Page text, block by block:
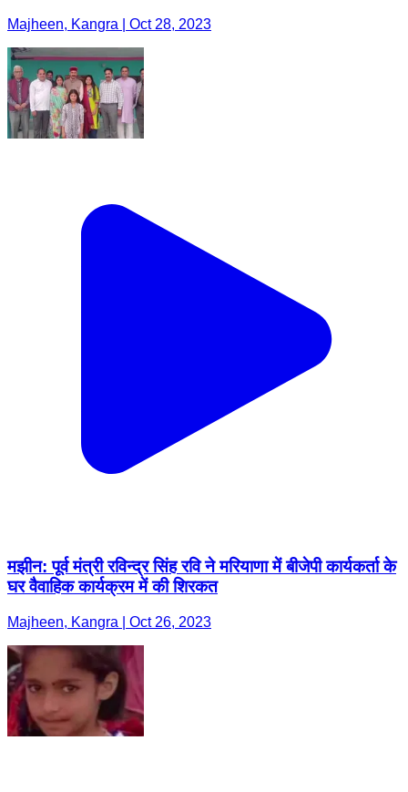
Majheen, Kangra | Oct 28, 2023
मझीन: पूर्व मंत्री रविन्द्र सिंह रवि ने मरियाणा में बीजेपी कार्यकर्ता के
घर वैवाहिक कार्यक्रम में की शिरकत
Majheen, Kangra | Oct 26, 2023